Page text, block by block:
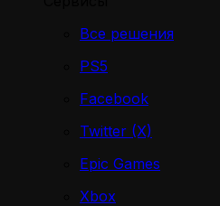
Все решения
PS5
Facebook
Twitter (X)
Epic Games
Xbox